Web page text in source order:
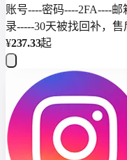
账号----密码----2FA----
录-----30天被找回补，
¥237.33起